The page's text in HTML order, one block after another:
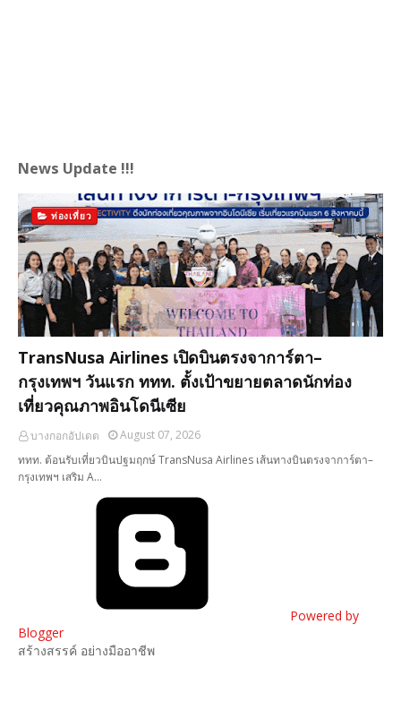
News Update !!!
ท่องเที่ยว
TransNusa Airlines เปิดบินตรงจาการ์ตา–
กรุงเทพฯ วันแรก ททท. ตั้งเป้าขยายตลาดนักท่อง
เที่ยวคุณภาพอินโดนีเซีย
บางกอกอัปเดต
August 07, 2026
ททท. ต้อนรับเที่ยวบินปฐมฤกษ์ TransNusa Airlines เส้นทางบินตรงจาการ์ตา–
กรุงเทพฯ เสริม A…
Powered by
Blogger
สร้างสรรค์ อย่างมืออาชีพ